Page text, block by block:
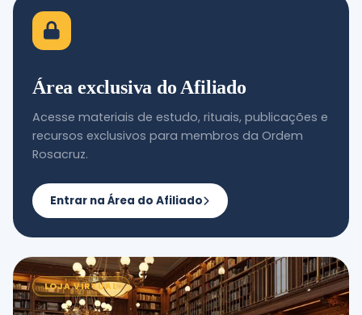
Área exclusiva do Afiliado
Acesse materiais de estudo, rituais, publicações e
recursos exclusivos para membros da Ordem
Rosacruz.
Entrar na Área do Afiliado
LOJA VIRTUAL